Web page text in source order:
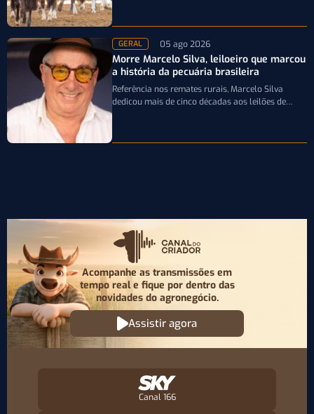
GERAL 05 ago 2026
Morre Marcelo Silva, leiloeiro que marcou
a história da pecuária brasileira
Referência nos remates rurais, Marcelo Silva
dedicou mais de cinco décadas aos leilões de
Acompanhe as transmissões em
tempo real e fique por dentro das
novidades do agronegócio.
Assistir agora
Canal 166